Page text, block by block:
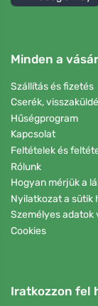
Minden a
Szállítás és fizetés
Cserék,
Hűségprogram
Kapcsolat
Feltételek és
Rólunk
Hogyan mérjük a
Nyilatkozat a sütik
Személyes adatok
Cookies
Iratkozzon fel